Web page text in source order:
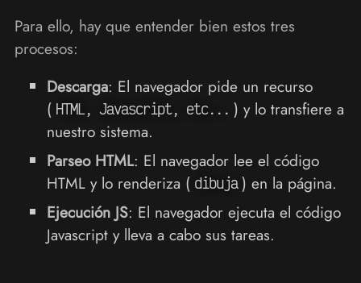
Para ello, hay que entender bien estos tres
procesos:
Descarga: El navegador pide un recurso
( HTML, Javascript, etc... ) y lo transfiere a
nuestro sistema.
Parseo HTML: El navegador lee el código
HTML y lo renderiza ( dibuja ) en la página.
Ejecución JS: El navegador ejecuta el código
Javascript y lleva a cabo sus tareas.